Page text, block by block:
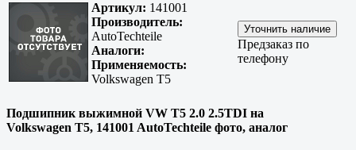
Артикул: 141001
Производитель:
AutoTechteile
Аналоги:
Применяемость:
Volkswagen T5
Предзаказ по
телефону
Подшипник выжимной VW T5 2.0 2.5TDI на
Volkswagen T5, 141001 AutoTechteile фото, аналог